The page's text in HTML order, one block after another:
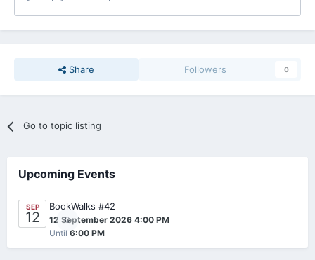
Share Followers 0
Go to topic listing
Upcoming Events
SEP
12 0
BookWalks #42
12 September 2026 4:00 PM
Until 6:00 PM